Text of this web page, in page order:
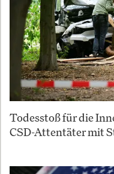
Todesstoß für die
CSD-Attentäter mit